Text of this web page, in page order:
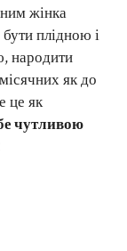
жінка
плідною і
народити
як до
це як
чутливою